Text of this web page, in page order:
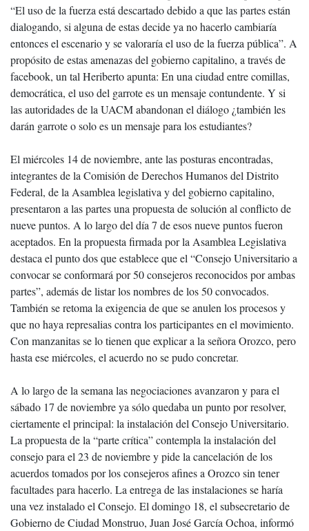
“El uso de la fuerza está descartado debido a que las partes están
dialogando, si alguna de estas decide ya no hacerlo cambiaría
entonces el escenario y se valoraría el uso de la fuerza pública”. A
propósito de estas amenazas del gobierno capitalino, a través de
facebook, un tal Heriberto apunta: En una ciudad entre comillas,
democrática, el uso del garrote es un mensaje contundente. Y si
las autoridades de la UACM abandonan el diálogo ¿también les
darán garrote o solo es un mensaje para los estudiantes?
El miércoles 14 de noviembre, ante las posturas encontradas,
integrantes de la Comisión de Derechos Humanos del Distrito
Federal, de la Asamblea legislativa y del gobierno capitalino,
presentaron a las partes una propuesta de solución al conflicto de
nueve puntos. A lo largo del día 7 de esos nueve puntos fueron
aceptados. En la propuesta firmada por la Asamblea Legislativa
destaca el punto dos que establece que el “Consejo Universitario a
convocar se conformará por 50 consejeros reconocidos por ambas
partes”, además de listar los nombres de los 50 convocados.
También se retoma la exigencia de que se anulen los procesos y
que no haya represalias contra los participantes en el movimiento.
Con manzanitas se lo tienen que explicar a la señora Orozco, pero
hasta ese miércoles, el acuerdo no se pudo concretar.
A lo largo de la semana las negociaciones avanzaron y para el
sábado 17 de noviembre ya sólo quedaba un punto por resolver,
ciertamente el principal: la instalación del Consejo Universitario.
La propuesta de la “parte crítica” contempla la instalación del
consejo para el 23 de noviembre y pide la cancelación de los
acuerdos tomados por los consejeros afines a Orozco sin tener
facultades para hacerlo. La entrega de las instalaciones se haría
una vez instalado el Consejo. El domingo 18, el subsecretario de
Gobierno de Ciudad Monstruo, Juan José García Ochoa, informó